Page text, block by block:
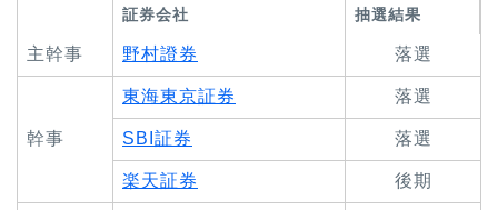
証券会社 抽選結果
主幹事 野村證券 落選
幹事
東海東京証券 落選
SBI証券 落選
楽天証券 後期